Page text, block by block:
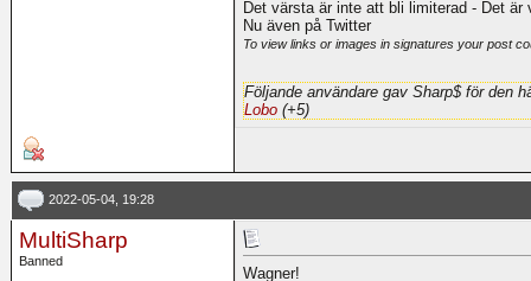
Det värsta är inte att bli limiterad - Det är
Nu även på Twitter
To view links or images in signatures your post
Följande användare gav Sharp$ för den
Lobo (+5)
2022-05-04, 19:28
MultiSharp
Banned
Wagner!